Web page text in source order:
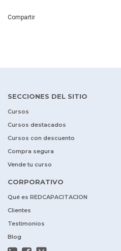
Compartir
SECCIONES DEL SITIO
Cursos
Cursos destacados
Cursos con descuento
Compra segura
Vende tu curso
CORPORATIVO
Qué es REDCAPACITACION
Clientes
Testimonios
Blog